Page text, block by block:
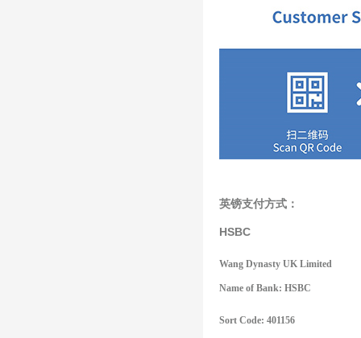
英镑支付方式：
HSBC
Wang Dynasty UK Limited
Name of Bank: HSBC
Sort Code: 401156